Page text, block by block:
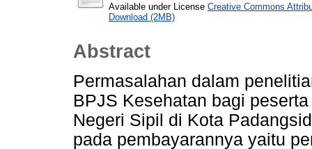
Available under License Creative Commons
Download (2MB)
Abstract
Permasalahan dalam
BPJS Kesehatan bagi
Negeri Sipil di Kota
pada pembayarannya yaitu